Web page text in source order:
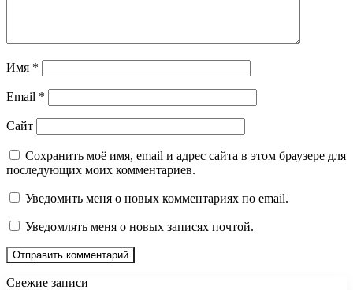
Имя *
Email *
Сайт
Сохранить моё имя, email и адрес сайта в этом браузере для
последующих моих комментариев.
Уведомить меня о новых комментариях по email.
Уведомлять меня о новых записях почтой.
Свежие записи